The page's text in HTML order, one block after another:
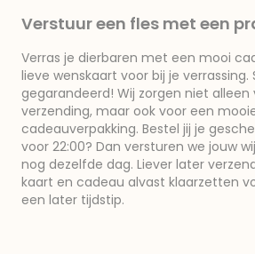
Verstuur een fles met een
Verras je dierbaren met een mooi
lieve wenskaart voor bij je verrassing.
gegarandeerd! Wij zorgen niet alleen
verzending, maar ook voor een
cadeauverpakking. Bestel jij je
voor 22:00? Dan versturen we jouw
nog dezelfde dag. Liever later
kaart en cadeau alvast klaarzetten
een later tijdstip.